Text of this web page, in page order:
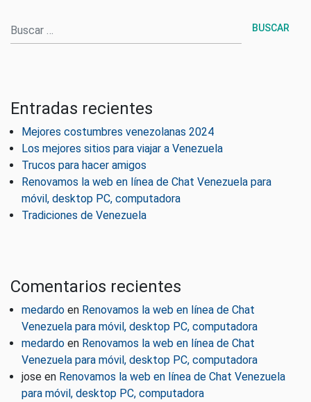
Entradas recientes
Mejores costumbres venezolanas 2024
Los mejores sitios para viajar a Venezuela
Trucos para hacer amigos
Renovamos la web en línea de Chat Venezuela para
móvil, desktop PC, computadora
Tradiciones de Venezuela
Comentarios recientes
medardo en Renovamos la web en línea de Chat
Venezuela para móvil, desktop PC, computadora
medardo en Renovamos la web en línea de Chat
Venezuela para móvil, desktop PC, computadora
jose en Renovamos la web en línea de Chat Venezuela
para móvil, desktop PC, computadora